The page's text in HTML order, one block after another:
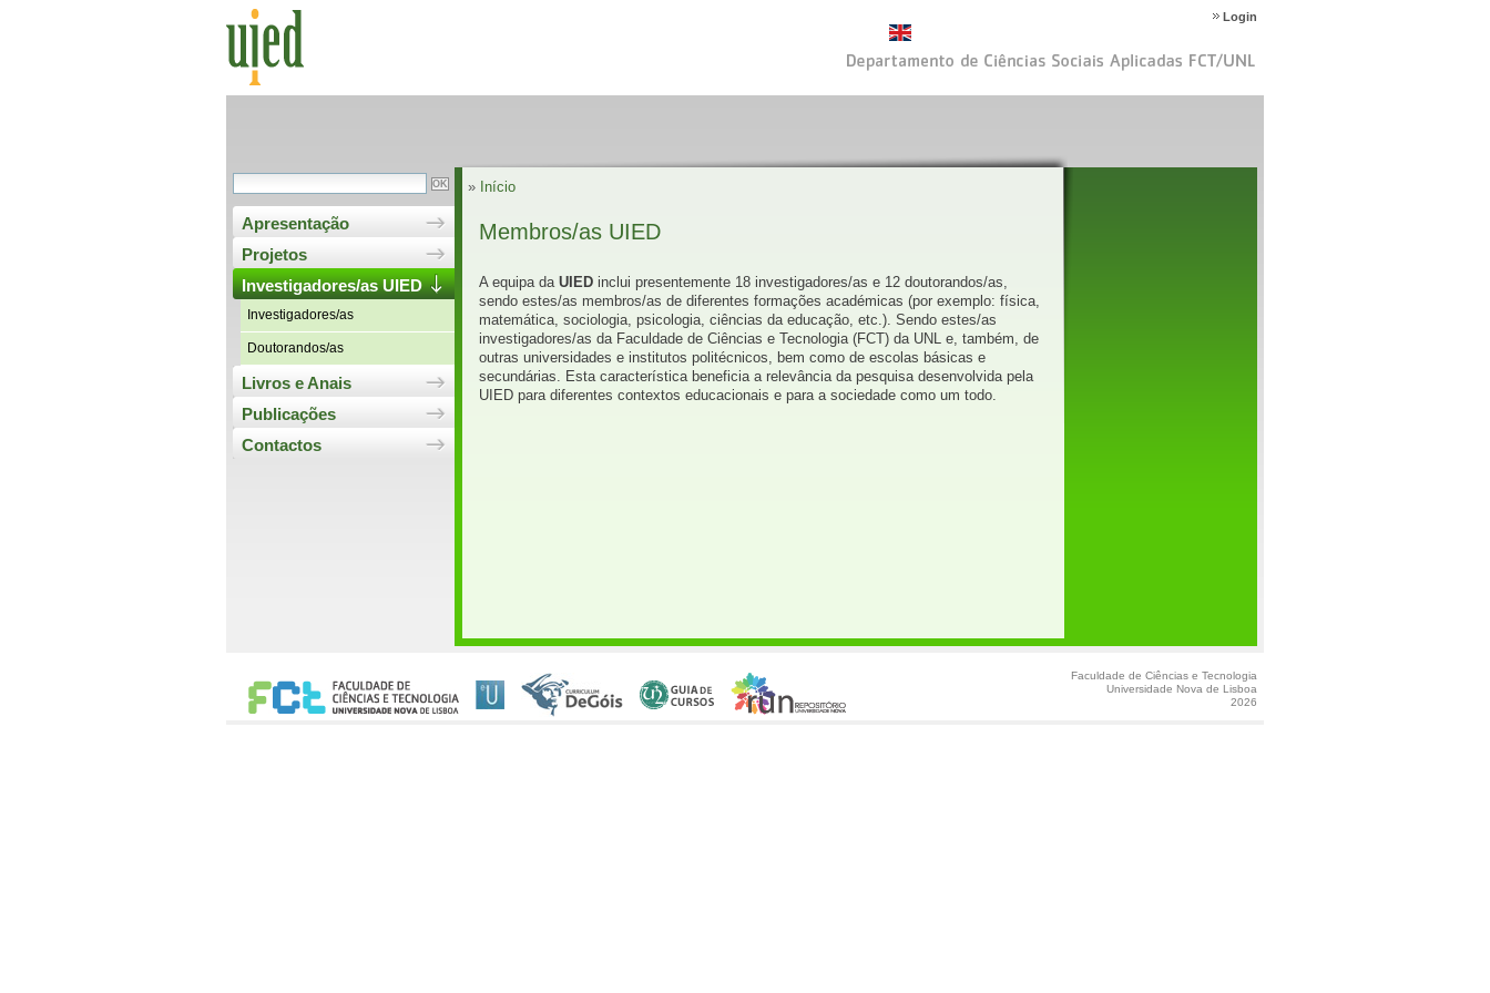
Login
Apresentação
Projetos
Investigadores/as UIED
Investigadores/as
Doutorandos/as
Livros e Anais
Publicações
Contactos
» Início
Membros/as UIED
A equipa da UIED inclui presentemente 18 investigadores/as e 12 doutorandos/as,
sendo estes/as membros/as de diferentes formações académicas (por exemplo: física,
matemática, sociologia, psicologia, ciências da educação, etc.). Sendo estes/as
investigadores/as da Faculdade de Ciências e Tecnologia (FCT) da UNL e, também, de
outras universidades e institutos politécnicos, bem como de escolas básicas e
secundárias. Esta característica beneficia a relevância da pesquisa desenvolvida pela
UIED para diferentes contextos educacionais e para a sociedade como um todo.
Faculdade de Ciências e Tecnologia
Universidade Nova de Lisboa
2026